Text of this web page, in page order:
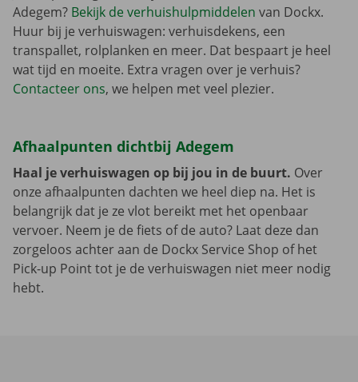
Adegem? Bekijk de verhuishulpmiddelen van Dockx.
Huur bij je verhuiswagen: verhuisdekens, een
transpallet, rolplanken en meer. Dat bespaart je heel
wat tijd en moeite. Extra vragen over je verhuis?
Contacteer ons, we helpen met veel plezier.
Afhaalpunten dichtbij Adegem
Haal je verhuiswagen op bij jou in de buurt. Over
onze afhaalpunten dachten we heel diep na. Het is
belangrijk dat je ze vlot bereikt met het openbaar
vervoer. Neem je de fiets of de auto? Laat deze dan
zorgeloos achter aan de Dockx Service Shop of het
Pick-up Point tot je de verhuiswagen niet meer nodig
hebt.